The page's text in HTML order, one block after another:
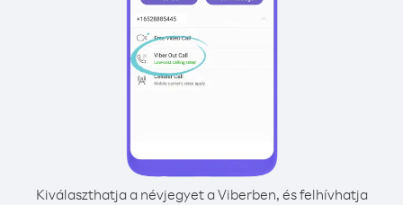
Kiválaszthatja a névjegyet a Viberben, és felhívhatja